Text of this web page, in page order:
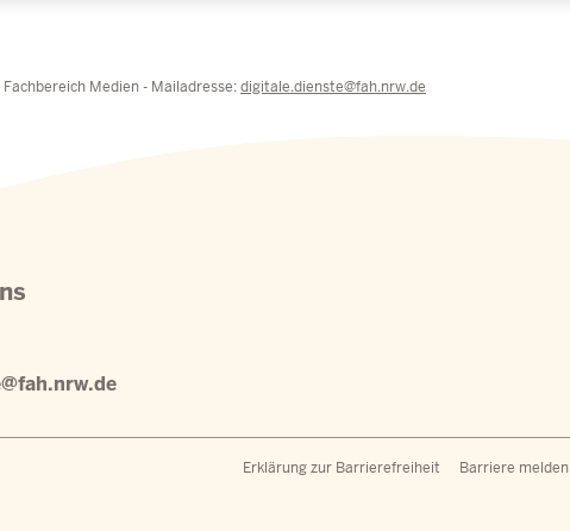
Medien - Mailadresse:digitale.dienste@fah.nrw.de
Fußzeilenmenü
Erklärung zur Barrierefreiheit Barriere melden